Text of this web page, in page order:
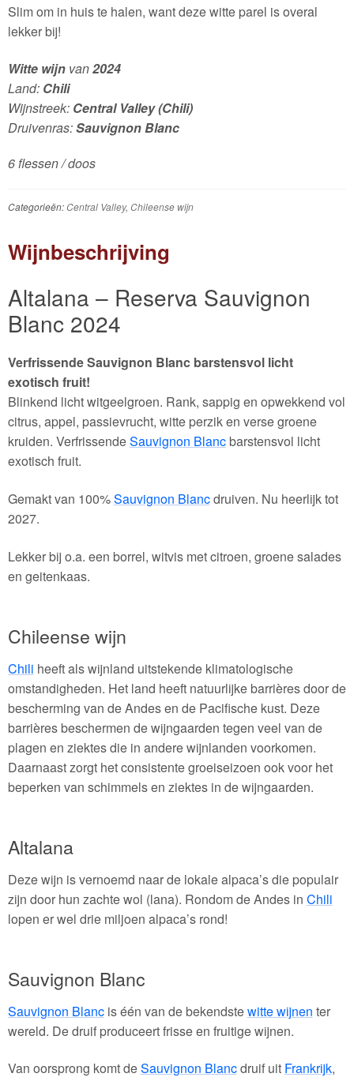
Slim om in huis te halen, want deze witte parel is overal
lekker bij!
Witte wijnvan2024
Land: Chili
Wijnstreek: Central Valley (Chili)
Druivenras:Sauvignon Blanc
6 flessen / doos
Categorieën:Central Valley, Chileense wijn
Wijnbeschrijving
Altalana – Reserva Sauvignon
Blanc 2024
Verfrissende Sauvignon Blanc barstensvol licht
exotisch fruit!
Blinkend licht witgeelgroen. Rank, sappig en opwekkend vol
citrus, appel, passievrucht, witte perzik en verse groene
kruiden. VerfrissendeSauvignon Blancbarstensvol licht
exotisch fruit.
Gemakt van 100%Sauvignon Blancdruiven. Nu heerlijk tot
2027.
Lekker bij o.a. een borrel, witvis met citroen, groene salades
en geitenkaas.
Chileense wijn
Chili heeft als wijnland uitstekende klimatologische
omstandigheden. Het land heeft natuurlijke barrières door de
bescherming van de Andes en de Pacifische kust. Deze
barrières beschermen de wijngaarden tegen veel van de
plagen en ziektes die in andere wijnlanden voorkomen.
Daarnaast zorgt het consistente groeiseizoen ook voor het
beperken van schimmels en ziektes in de wijngaarden.
Altalana
Deze wijn is vernoemd naar de lokale alpaca’s die populair
zijn door hun zachte wol (lana). Rondom de Andes in Chili
lopen er wel drie miljoen alpaca’s rond!
Sauvignon Blanc
Sauvignon Blancis één van de bekendstewitte wijnen ter
wereld. De druif produceert frisse en fruitige wijnen.
Van oorsprong komt deSauvignon Blancdruif uit Frankrijk,